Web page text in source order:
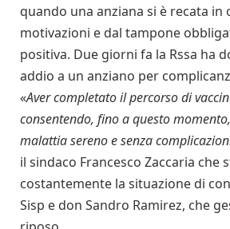
quando una anziana si è recata in
motivazioni e dal tampone
positiva. Due giorni fa la Rssa ha
addio a un anziano per
«Aver completato il percorso di
consentendo, fino a questo
malattia sereno e senza
il sindaco Francesco Zaccaria che
costantemente la situazione di
Sisp e don Sandro Ramirez, che